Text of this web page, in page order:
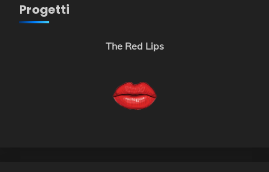
Progetti
The Red Lips